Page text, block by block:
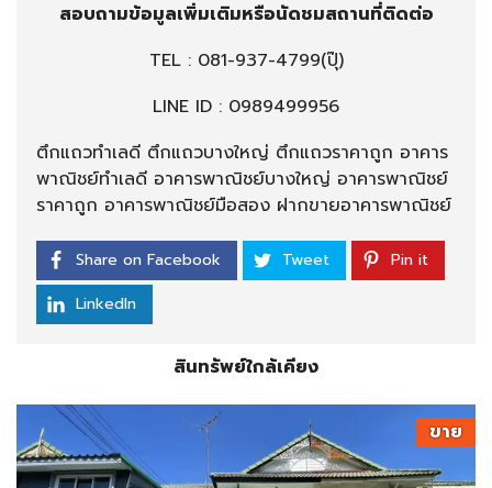
สอบถามข้อมูลเพิ่มเติมหรือนัดชมสถานที่ติดต่อ
TEL : 081-937-4799(ปุ๊)
LINE ID : 0989499956
ตึกแถวทำเลดี ตึกแถวบางใหญ่ ตึกแถวราคาถูก อาคาร
พาณิชย์ทำเลดี อาคารพาณิชย์บางใหญ่ อาคารพาณิชย์
ราคาถูก อาคารพาณิชย์มือสอง ฝากขายอาคารพาณิชย์
Share on Facebook Tweet
Pin it
LinkedIn
สินทรัพย์ใกล้เคียง
ขาย